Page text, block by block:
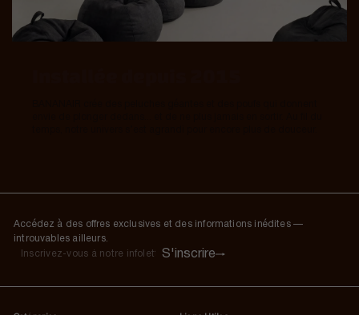
Accédez à des offres exclusives et des informations inédites —
introuvables ailleurs.
S'inscrire
Inscrivez-
notre
S'inscrire